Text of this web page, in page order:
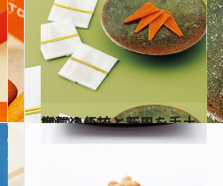
2011.12.5
加賀の伝統と新風を手土産に込めて：石川
グルメ